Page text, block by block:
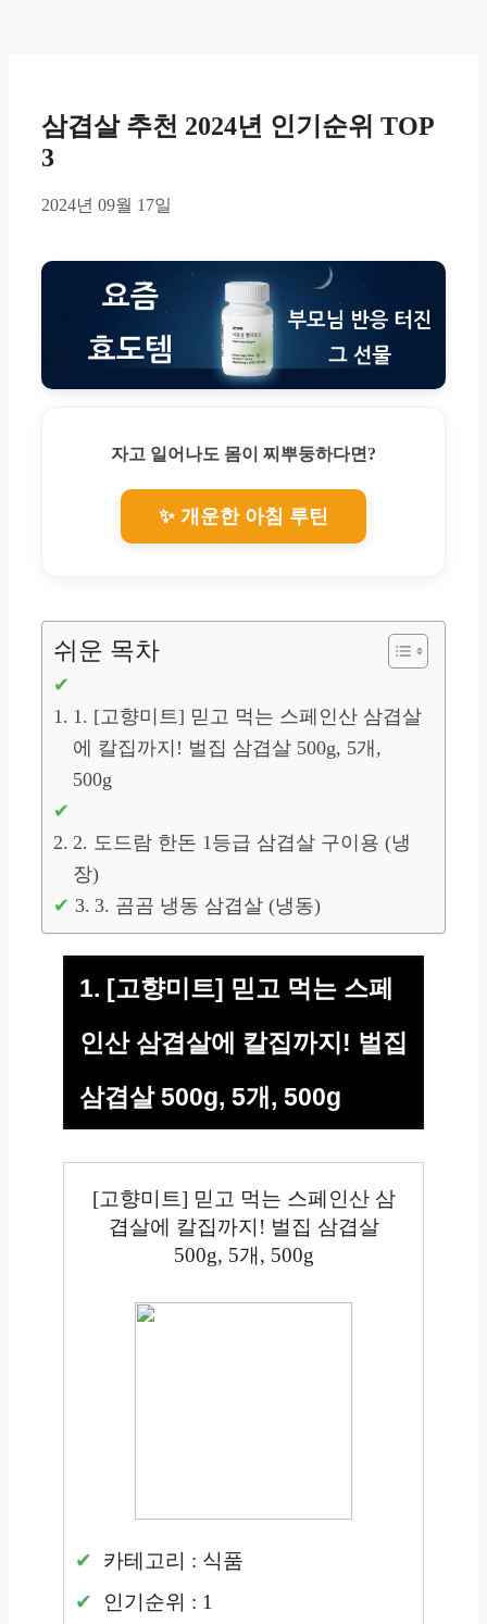
삼겹살 추천 2024년 인기순위 TOP
3
2024년 09월 17일
자고 일어나도 몸이 찌뿌둥하다면?
✨ 개운한 아침 루틴
쉬운 목차
1. [고향미트] 믿고 먹는 스페인산 삼겹살
에 칼집까지! 벌집 삼겹살 500g, 5개,
500g
2. 도드람 한돈 1등급 삼겹살 구이용 (냉
장)
3. 곰곰 냉동 삼겹살 (냉동)
1. [고향미트] 믿고 먹는 스페
인산 삼겹살에 칼집까지! 벌집
삼겹살 500g, 5개, 500g
[고향미트] 믿고 먹는 스페인산 삼
겹살에 칼집까지! 벌집 삼겹살
500g, 5개, 500g
카테고리 : 식품
인기순위 : 1